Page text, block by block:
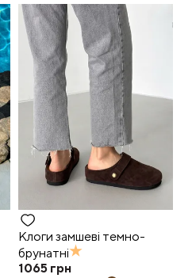
Клоги замшеві темно-
брунатні
1065 грн